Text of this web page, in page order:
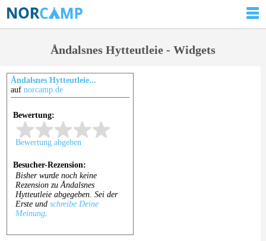
Åndalsnes Hytteutleie - Widgets
Åndalsnes Hytteutleie...
auf norcamp.de